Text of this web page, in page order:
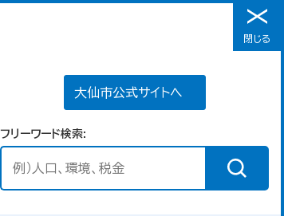
メニュー
大仙市公式サイトへ
フリーワード検索
閉じる